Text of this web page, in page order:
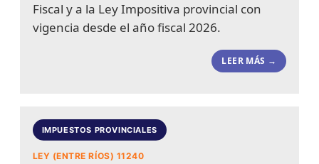
Fiscal y a la Ley Impositiva provincial con
vigencia desde el año fiscal 2026.
LEER MÁS →
IMPUESTOS PROVINCIALES
LEY (ENTRE RÍOS) 11240